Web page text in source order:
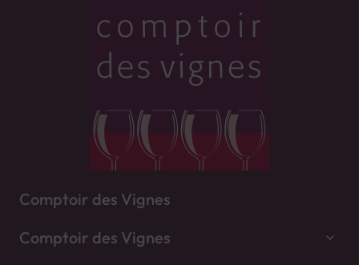
Comptoir des Vignes
Comptoir des Vignes